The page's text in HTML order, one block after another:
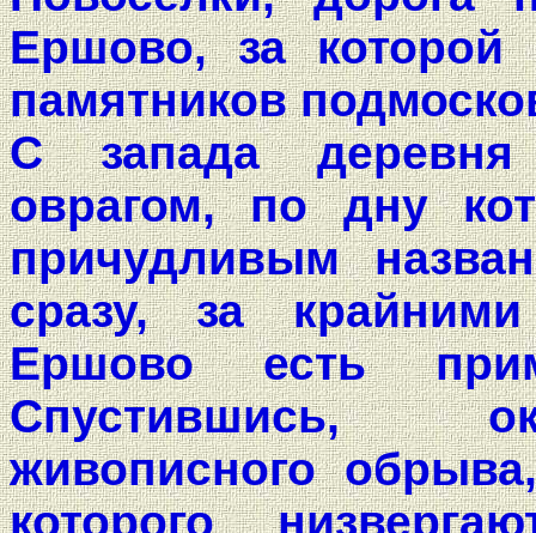
Ершово, за которой
памятников
С запада деревня
оврагом, по дну
причудливым
сразу, за
Ершово есть
Спустившись,
живописного
которого